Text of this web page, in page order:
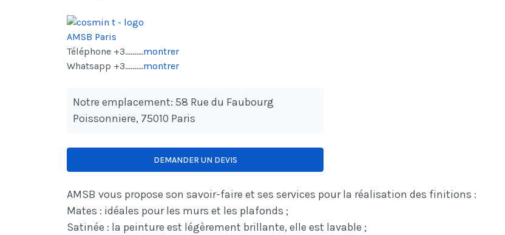
AMSB Paris
Téléphone +3..........montrer
Whatsapp +3..........montrer
Notre emplacement: 58 Rue du Faubourg
Poissonniere, 75010 Paris
DEMANDER UN DEVIS
AMSB vous propose son savoir-faire et ses services pour la réalisation des finitions :
Mates : idéales pour les murs et les plafonds ;
Satinée : la peinture est légèrement brillante, elle est lavable ;